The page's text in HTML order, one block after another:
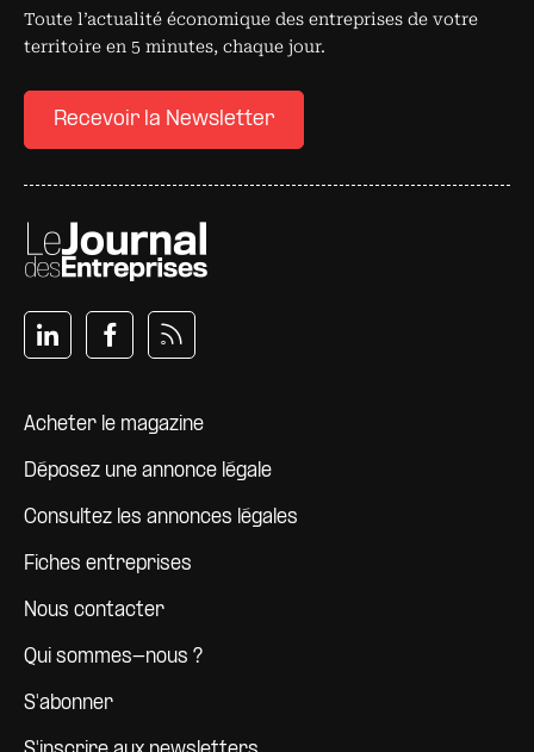
Toute l’actualité économique des entreprises de votre
territoire en 5 minutes, chaque jour.
Recevoir la Newsletter
Pied de page
Acheter le magazine
Déposez une annonce légale
Consultez les annonces légales
Fiches entreprises
Nous contacter
Qui sommes-nous ?
S'abonner